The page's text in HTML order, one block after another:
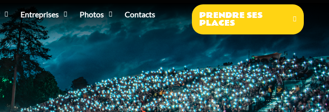
Entreprises Photos Contacts PRENDRE SES
PLACES